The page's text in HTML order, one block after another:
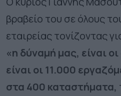
βραβείο του σε όλους
εταιρείας τονίζοντας
«η δύναμή μας, είναι
είναι οι 11.000
στα 400 καταστήματα,